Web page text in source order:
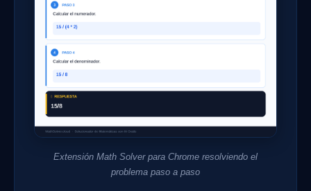
Extensión Math Solver para Chrome resolviendo el
problema paso a paso